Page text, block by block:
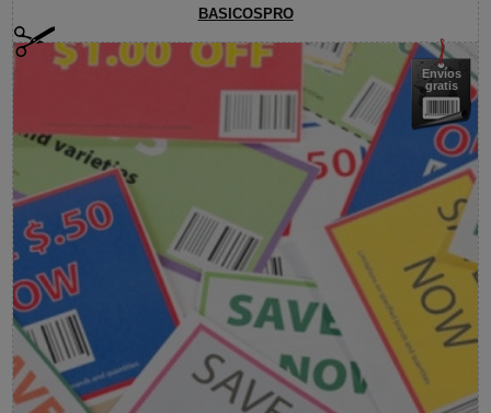
BASICOSPRO
Envíos
gratis